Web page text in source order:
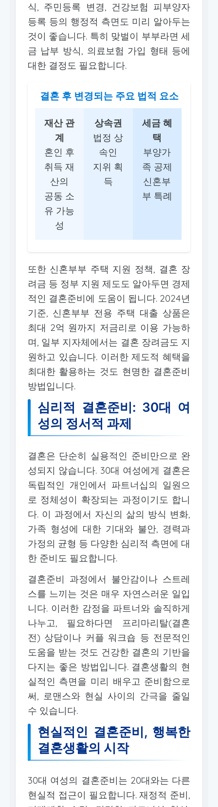
식, 주민등록 변경, 건강보험 피부양자
등록 등의 행정적 측면도 미리 알아두는
것이 좋습니다. 특히 맞벌이 부부라면 세
금 납부 방식, 의료보험 가입 형태 등에
대한 결정도 필요합니다.
결혼 후 변경되는 주요 법적 요소
재산 관
계
혼인 후
취득 재
산의
공동 소
유 가능
성
상속권
법정 상
속인
지위 획
득
세금 혜
택
부양가
족 공제
신혼부
부 특례
또한 신혼부부 주택 지원 정책, 결혼 장
려금 등 정부 지원 제도도 알아두면 경제
적인 결혼준비에 도움이 됩니다. 2024년
기준, 신혼부부 전용 주택 대출 상품은
최대 2억 원까지 저금리로 이용 가능하
며, 일부 지자체에서는 결혼 장려금도 지
원하고 있습니다. 이러한 제도적 혜택을
최대한 활용하는 것도 현명한 결혼준비
방법입니다.
심리적 결혼준비: 30대 여
성의 정서적 과제
결혼은 단순히 실용적인 준비만으로 완
성되지 않습니다. 30대 여성에게 결혼은
독립적인 개인에서 파트너십의 일원으
로 정체성이 확장되는 과정이기도 합니
다. 이 과정에서 자신의 삶의 방식 변화,
가족 형성에 대한 기대와 불안, 경력과
가정의 균형 등 다양한 심리적 측면에 대
한 준비도 필요합니다.
결혼준비 과정에서 불안감이나 스트레
스를 느끼는 것은 매우 자연스러운 일입
니다. 이러한 감정을 파트너와 솔직하게
나누고, 필요하다면 프리마리탈(결혼
전) 상담이나 커플 워크숍 등 전문적인
도움을 받는 것도 건강한 결혼의 기반을
다지는 좋은 방법입니다. 결혼생활의 현
실적인 측면을 미리 배우고 준비함으로
써, 로맨스와 현실 사이의 간극을 줄일
수 있습니다.
현실적인 결혼준비, 행복한
결혼생활의 시작
30대 여성의 결혼준비는 20대와는 다른
현실적 접근이 필요합니다. 재정적 준비,